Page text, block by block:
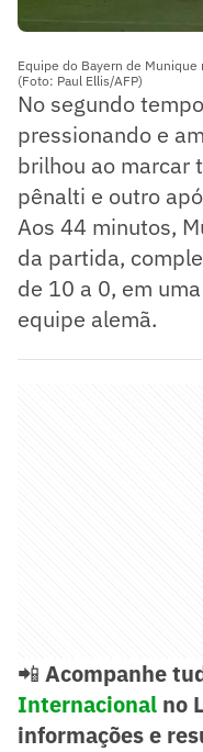
Equipe do Bayern de Munique
(Foto: Paul Ellis/AFP)
No segundo
pressionando e
brilhou ao marcar
pênalti e outro
Aos 44 minutos,
da partida,
de 10 a 0, em
equipe alemã.
📲 Acompanhe
Internacional no
informações e